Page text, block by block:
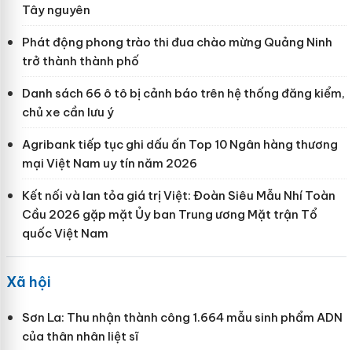
Tây nguyên
Phát động phong trào thi đua chào mừng Quảng Ninh
trở thành thành phố
Danh sách 66 ô tô bị cảnh báo trên hệ thống đăng kiểm,
chủ xe cần lưu ý
Agribank tiếp tục ghi dấu ấn Top 10 Ngân hàng thương
mại Việt Nam uy tín năm 2026
Kết nối và lan tỏa giá trị Việt: Đoàn Siêu Mẫu Nhí Toàn
Cầu 2026 gặp mặt Ủy ban Trung ương Mặt trận Tổ
quốc Việt Nam
Xã hội
Sơn La: Thu nhận thành công 1.664 mẫu sinh phẩm ADN
của thân nhân liệt sĩ